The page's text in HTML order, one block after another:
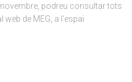
podreu consultar tots
de MEG, a l’espai